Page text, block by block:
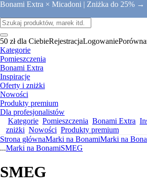
Bonami Extra × Micadoni | Zniżka do 25% →
50 zł dla CiebieRejestracjaLogowanie
Kategorie
Pomieszczenia
Bonami Extra
Inspiracje
Oferty i zniżki
Nowości
Produkty premium
Dla profesjonalistów
Kategorie Pomieszczenia Bonami Extra
zniżki Nowości Produkty premium
Strona głównaMarki na BonamiMarki na
...Marki na BonamiSMEG
SMEG